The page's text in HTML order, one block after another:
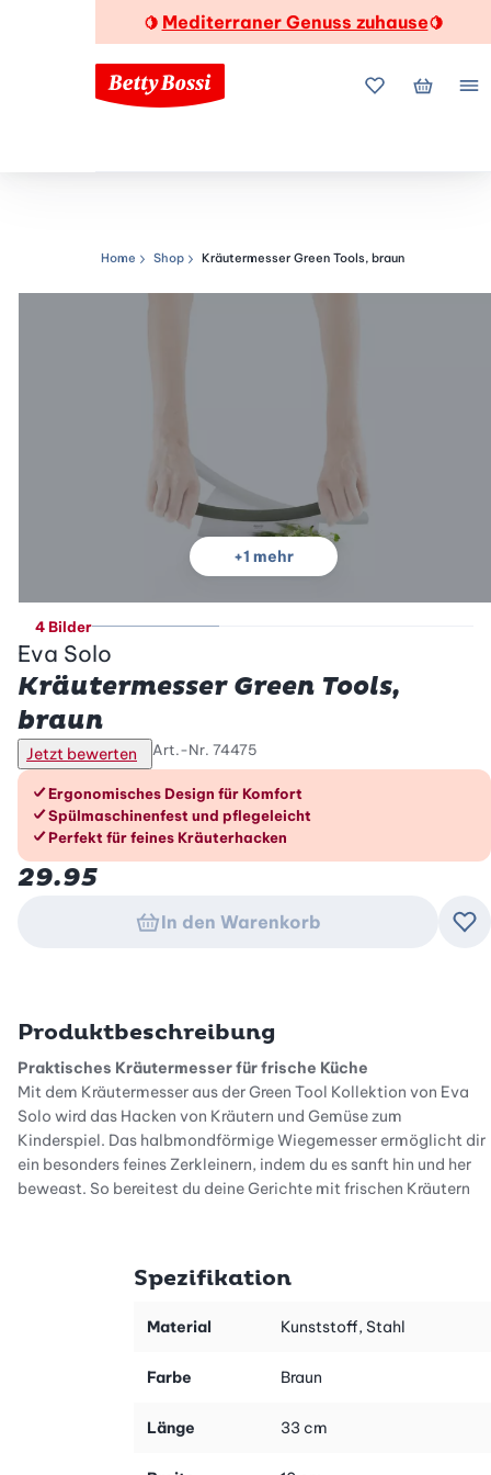
🍋 Mediterraner Genuss zuhause🍋
MeineMein
Navigationspfad
Home Shop Kräutermesser Green Tools, braun
+1 mehr
4 Bilder
Eva Solo
Kräutermesser Green Tools,
braun
Jetzt bewerten Art.-Nr. 74475
Die Vorteile im Überblick
Ergonomisches Design für Komfort
Spülmaschinenfest und pflegeleicht
Perfekt für feines Kräuterhacken
29.95
In den Warenkorb
Produktbeschreibung
Praktisches Kräutermesser für frische Küche
Mit dem Kräutermesser aus der Green Tool Kollektion von Eva
Solo wird das Hacken von Kräutern und Gemüse zum
Kinderspiel. Das halbmondförmige Wiegemesser ermöglicht dir
ein besonders feines Zerkleinern, indem du es sanft hin und her
bewegst. So bereitest du deine Gerichte mit frischen Kräutern
Ergonomisches Design für komfortables Arbeiten
Enden sicher und bequem in der Hand. Dieses durchdachte
kannst. Die gebogene Klinge unterstützt dabei die natürliche
effizient und präzise.
Spezifikation
Material Kunststoff, Stahl
Farbe Braun
Länge 33 cm